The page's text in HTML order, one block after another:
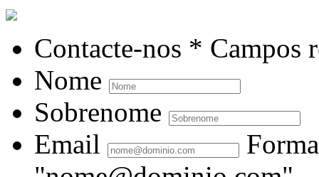
Contacte-nos * Campos
Nome
Sobrenome
Email